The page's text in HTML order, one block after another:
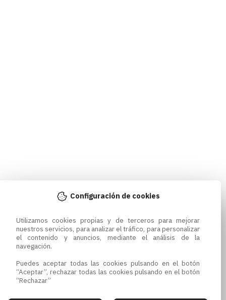
Configuración de cookies
Utilizamos cookies propias y de terceros para mejorar
nuestros servicios, para analizar el tráfico, para personalizar
el contenido y anuncios, mediante el análisis de la
navegación.
Puedes aceptar todas las cookies pulsando en el botón
“Aceptar”, rechazar todas las cookies pulsando en el botón
“Rechazar”